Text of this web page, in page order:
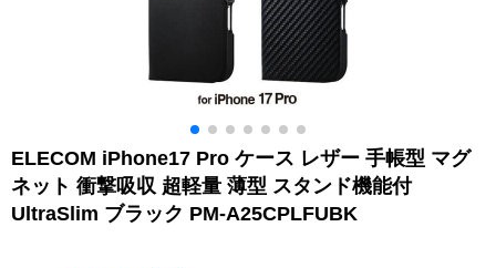
ELECOM iPhone17 Pro ケース レザー 手帳型 マグ
ネット 衝撃吸収 超軽量 薄型 スタンド機能付
UltraSlim ブラック PM-A25CPLFUBK